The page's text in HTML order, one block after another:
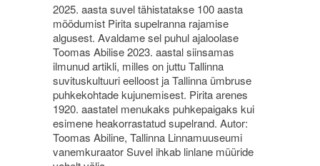
2025. aasta suvel tähistatakse 100 aasta
möödumist Pirita supelranna rajamise
algusest. Avaldame sel puhul ajaloolase
Toomas Abilise 2023. aastal siinsamas
ilmunud artikli, milles on juttu Tallinna
suvituskultuuri eelloost ja Tallinna ümbruse
puhkekohtade kujunemisest. Pirita arenes
1920. aastatel menukaks puhkepaigaks kui
esimene heakorrastatud supelrand. Autor:
Toomas Abiline, Tallinna Linnamuuseumi
vanemkuraator Suvel ihkab linlane müüride